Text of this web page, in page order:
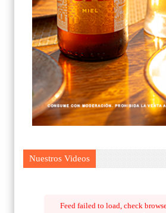
Nuestros Videos
Feed failed to load, check